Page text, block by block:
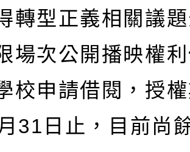
轉型正義相關議
場次公開播映權
校申請借閱，授
31日止，目前尚